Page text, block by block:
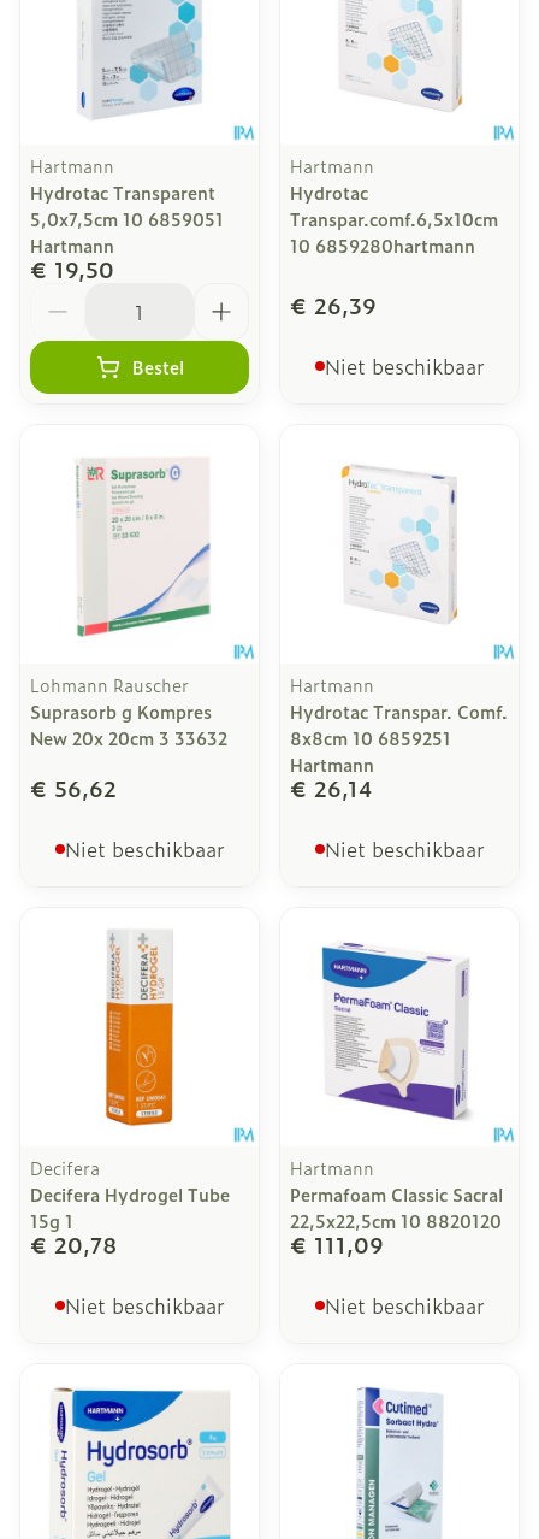
Hartmann
Hydrotac Transparent
5,0x7,5cm 10 6859051
Hartmann
€ 19,50
Bestel
Hartmann
Hydrotac
Transpar.comf.6,5x10cm
10 6859280hartmann
€ 26,39
Niet beschikbaar
Lohmann Rauscher
Suprasorb g Kompres
New 20x 20cm 3 33632
€ 56,62
Niet beschikbaar
Hartmann
Hydrotac Transpar. Comf.
8x8cm 10 6859251
Hartmann
€ 26,14
Niet beschikbaar
Decifera
Decifera Hydrogel Tube
15g 1
€ 20,78
Niet beschikbaar
Hartmann
Permafoam Classic Sacral
22,5x22,5cm 10 8820120
€ 111,09
Niet beschikbaar